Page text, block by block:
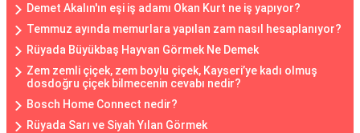
Demet Akalın'ın eşi iş adamı Okan Kurt ne iş yapıyor?
Temmuz ayında memurlara yapılan zam nasıl hesaplanıyor?
Rüyada Büyükbaş Hayvan Görmek Ne Demek
Zem zemli çiçek, zem boylu çiçek, Kayseri’ye kadı olmuş
dosdoğru çiçek bilmecenin cevabı nedir?
Bosch Home Connect nedir?
Rüyada Sarı ve Siyah Yılan Görmek